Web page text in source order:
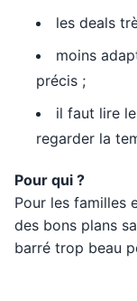
les deals
moins
précis ;
il faut lire
regarder la
Pour qui ?
Pour les familles
des bons plans
barré trop beau